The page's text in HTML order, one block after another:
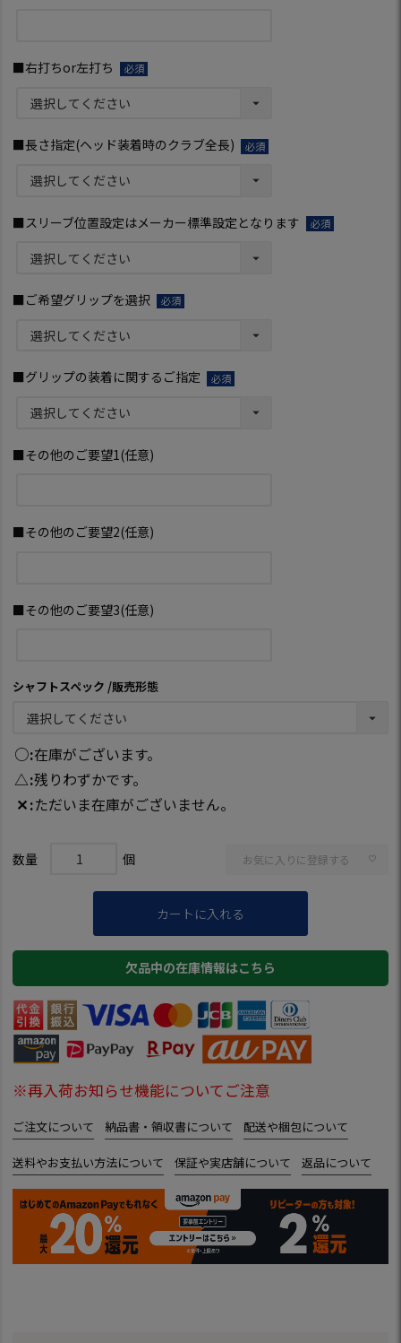
■右打ちor左打ち
須)
■長さ指定(ヘッド装着時のクラブ全長)
須)
■スリーブ位置設定はメーカー標準設定となります
■ご希望グリップを選択
■グリップの装着に関するご指定
■その他のご要望1(任意)
■その他のご要望2(任意)
■その他のご要望3(任意)
シャフトスペック 販売形態
○ 在庫がございます。
△ 残りわずかです。
✕ ただいま在庫がございません。
お気に入りに登録する
カートに入れる
欠品中の在庫情報はこちら
※再入荷お知らせ機能についてご注意
ご注文について 納品書・領収書について 配送や梱包について
送料やお支払い方法について 保証や実店舗について 返品について